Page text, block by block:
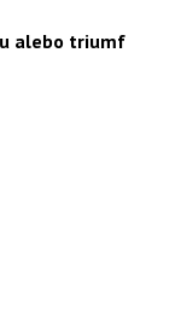
alebo triumf